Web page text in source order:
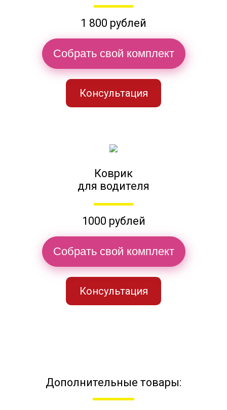
1 800 рублей
Собрать свой комплект
Консультация
Коврик
для водителя
1000 рублей
Собрать свой комплект
Консультация
Дополнительные товары: